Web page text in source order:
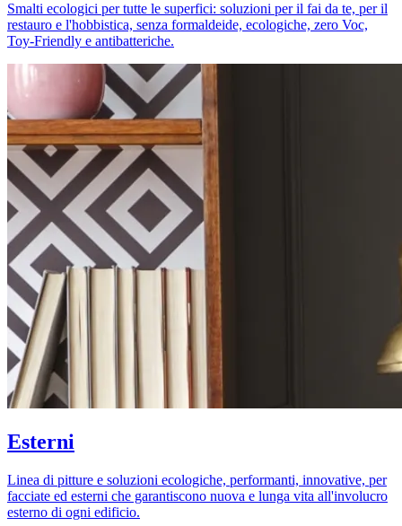
Smalti ecologici per tutte le superfici: soluzioni per il fai da te, per il
restauro e l'hobbistica, senza formaldeide, ecologiche, zero Voc,
Toy-Friendly e antibatteriche.
Esterni
Linea di pitture e soluzioni ecologiche, performanti, innovative, per
facciate ed esterni che garantiscono nuova e lunga vita all'involucro
esterno di ogni edificio.